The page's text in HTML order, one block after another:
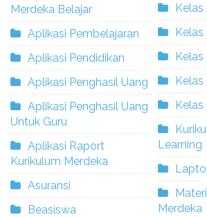
Merdeka Belajar
Aplikasi Pembelajaran
Aplikasi Pendidikan
Aplikasi Penghasil Uang
Aplikasi Penghasil Uang
Untuk Guru
Aplikasi Raport
Kurikulum Merdeka
Asuransi
Beasiswa
Kelas
Kelas
Kelas
Kelas
Kelas
Learning
Merdeka